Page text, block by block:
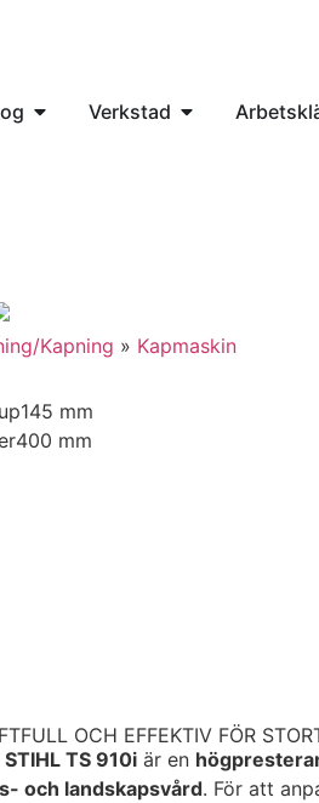
Verkstad
Kapning » Kapmaskin
145 mm
400 mm
OCH EFFEKTIV FÖR
STIHL TS 910i är en
och landskapsvård. För att